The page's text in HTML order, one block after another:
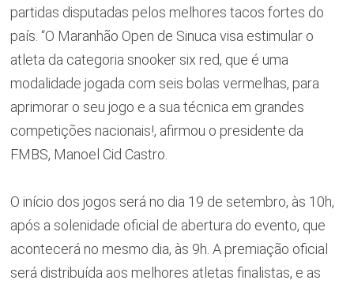
partidas disputadas pelos melhores tacos fortes do
país. “O Maranhão Open de Sinuca visa estimular o
atleta da categoria snooker six red, que é uma
modalidade jogada com seis bolas vermelhas, para
aprimorar o seu jogo e a sua técnica em grandes
competições nacionais!, afirmou o presidente da
FMBS, Manoel Cid Castro.
O início dos jogos será no dia 19 de setembro, às 10h,
após a solenidade oficial de abertura do evento, que
acontecerá no mesmo dia, às 9h. A premiação oficial
será distribuída aos melhores atletas finalistas, e as